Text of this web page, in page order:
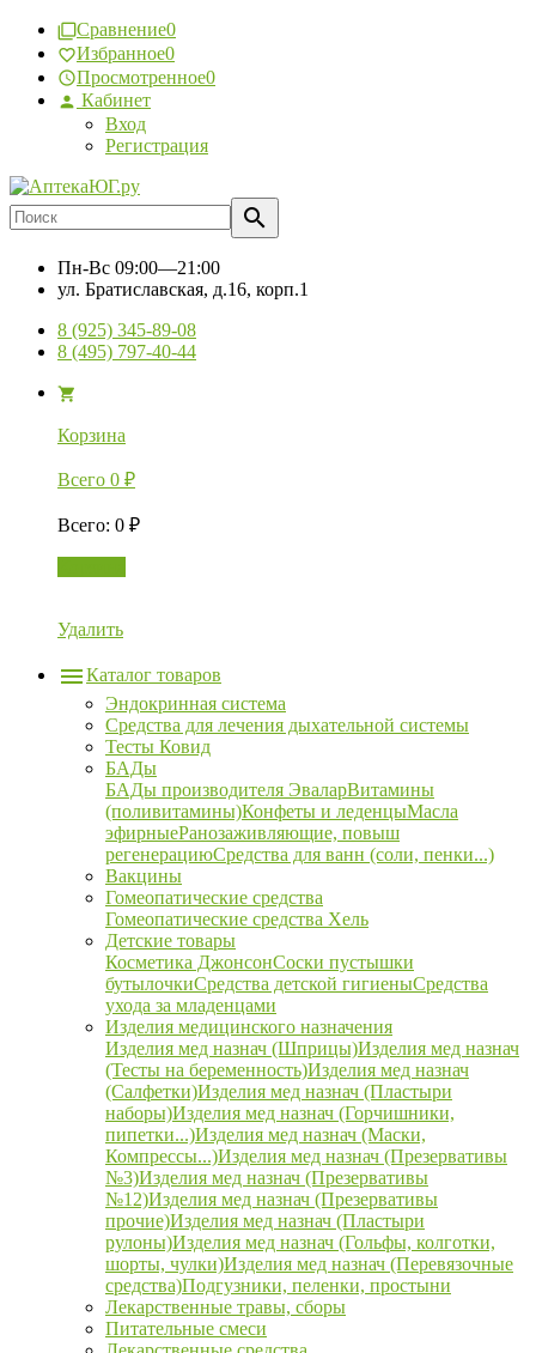
Сравнение0
Избранное0
Просмотренное0
Кабинет
Вход
Регистрация
Пн-Вс 09:00—21:00
ул. Братиславская, д.16, корп.1
8 (925) 345-89-08
8 (495) 797-40-44
Корзина
Всего 0 ₽
Всего: 0 ₽
Удалить
Каталог товаров
Эндокринная система
Средства для лечения дыхательной системы
Тесты Ковид
БАДы
БАДы производителя ЭваларВитамины
(поливитамины)Конфеты и леденцыМасла
эфирныеРанозаживляющие, повыш
регенерациюСредства для ванн (соли, пенки...)
Вакцины
Гомеопатические средства
Гомеопатические средства Хель
Детские товары
Косметика ДжонсонСоски пустышки
бутылочкиСредства детской гигиеныСредства
ухода за младенцами
Изделия медицинского назначения
Изделия мед назнач (Шприцы)Изделия мед назнач
(Тесты на беременность)Изделия мед назнач
(Салфетки)Изделия мед назнач (Пластыри
наборы)Изделия мед назнач (Горчишники,
пипетки...)Изделия мед назнач (Маски,
Компрессы...)Изделия мед назнач (Презервативы
№3)Изделия мед назнач (Презервативы
№12)Изделия мед назнач (Презервативы
прочие)Изделия мед назнач (Пластыри
рулоны)Изделия мед назнач (Гольфы, колготки,
шорты, чулки)Изделия мед назнач (Перевязочные
средства)Подгузники, пеленки, простыни
Лекарственные травы, сборы
Питательные смеси